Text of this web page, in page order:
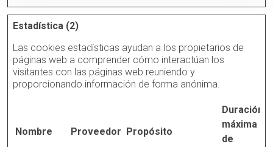
Estadística (2)
Las cookies estadísticas ayudan a los propietarios de
páginas web a comprender cómo interactúan los
visitantes con las páginas web reuniendo y
proporcionando información de forma anónima.
Nombre Proveedor Propósito
Duración
máxima
de